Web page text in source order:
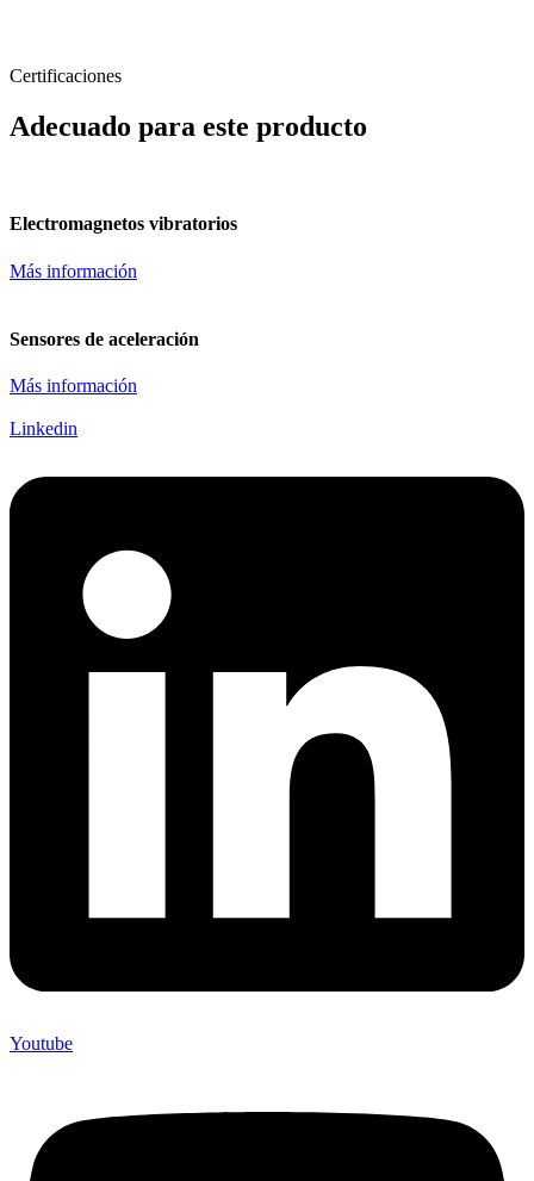
Certificaciones
Adecuado para este producto
Electromagnetos vibratorios
Más información
Sensores de aceleración
Más información
Linkedin
Youtube